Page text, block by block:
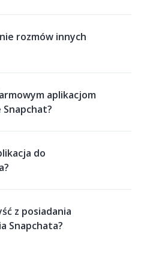
rozmów innych
aplikacjom
do
z posiadania
Snapchata?